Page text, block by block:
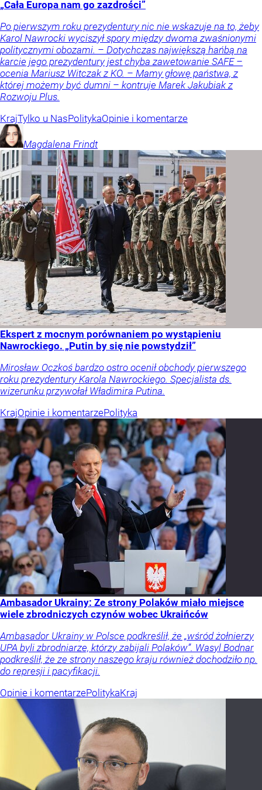
„Cała Europa nam go zazdrości”
Po pierwszym roku prezydentury nic nie wskazuje na to, żeby
Karol Nawrocki wyciszył spory między dwoma zwaśnionymi
politycznymi obozami. – Dotychczas największą hańbą na
karcie jego prezydentury jest chyba zawetowanie SAFE –
ocenia Mariusz Witczak z KO. – Mamy głowę państwa, z
której możemy być dumni – kontruje Marek Jakubiak z
Rozwoju Plus.
KrajTylko u NasPolitykaOpinie i komentarze
Magdalena Frindt
Ekspert z mocnym porównaniem po wystąpieniu
Nawrockiego. „Putin by się nie powstydził”
Mirosław Oczkoś bardzo ostro ocenił obchody pierwszego
roku prezydentury Karola Nawrockiego. Specjalista ds.
wizerunku przywołał Władimira Putina.
KrajOpinie i komentarzePolityka
Ambasador Ukrainy: Ze strony Polaków miało miejsce
wiele zbrodniczych czynów wobec Ukraińców
Ambasador Ukrainy w Polsce podkreślił, że „wśród żołnierzy
UPA byli zbrodniarze, którzy zabijali Polaków”. Wasyl Bodnar
podkreślił, że ze strony naszego kraju również dochodziło np.
do represji i pacyfikacji.
Opinie i komentarzePolitykaKraj